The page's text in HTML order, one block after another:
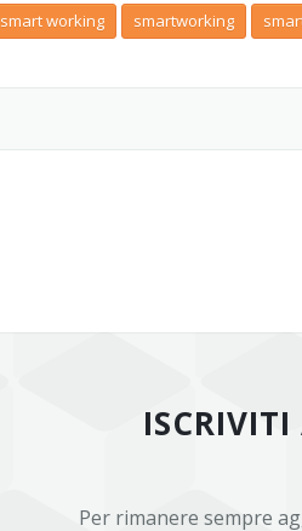
smart working smartworking
ISCRIVITI
Per rimanere sempre